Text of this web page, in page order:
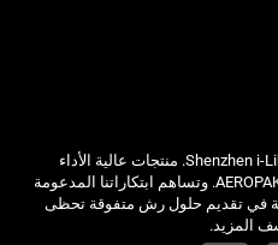
توفر شركة Shenzhen i-Like Fine Chemical Co., Ltd. منتجات عالية الأداء
للعناية بالسيارات والمنزل تحت علامة AEROPAK. وتساهم ابتكاراتنا المدعومة
في تقديم حلول رش متفوقة تحظى
المزيد.